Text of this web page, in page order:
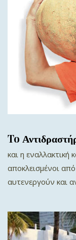
To
και η εναλλακτική
αποκλεισμένοι
αυτενεργούν και